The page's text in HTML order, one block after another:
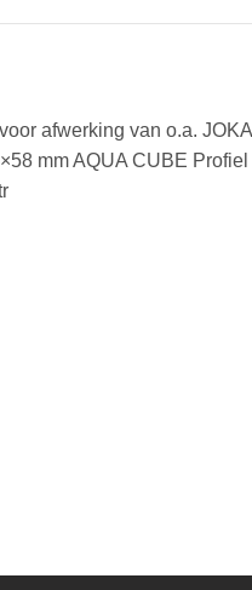
afwerking van o.a. JOKA
mm AQUA CUBE Profiel